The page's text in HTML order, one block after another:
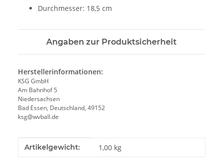
Durchmesser: 18,5 cm
Angaben zur Produktsicherheit
Herstellerinformationen:
KSG GmbH
Am Bahnhof 5
Niedersachsen
Bad Essen, Deutschland, 49152
ksg@wvball.de
Produkteigenschaft
Wert
Artikelgewicht: 1,00 kg